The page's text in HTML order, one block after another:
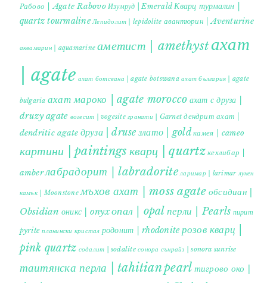
Рабово | Agate Rabovo Изумруд | Emerald Кварц турмалин |
quartz tourmaline Лепидолит | lepidolite авантюрин | Aventurine
аквамарин | aquamarine аметист | amethystахат
| agate ахат ботсвана | agate botswana ахат българия | agate
bulgaria ахат мароко | agate morocco ахат с друза |
druzy agate вогесит | vogesite гранати | Garnet дендрит ахат |
dendritic agate друза | druse злато | gold камея | cameo
картини | paintings кварц | quartzкехлибар |
amberлабрадорит | labradorite ларимар | larimar лунен
камък | Moonstone мъхов ахат | moss agate обсидиан |
Obsidian оникс | onyxопал | opal перли | Pearls пирит |
pyrite планински кристал родонит | rhodonite розов кварц |
pink quartz содалит | sodalite сонора сънрайз | sonora sunrise
таитянска перла | tahitian pearl тигрово око |